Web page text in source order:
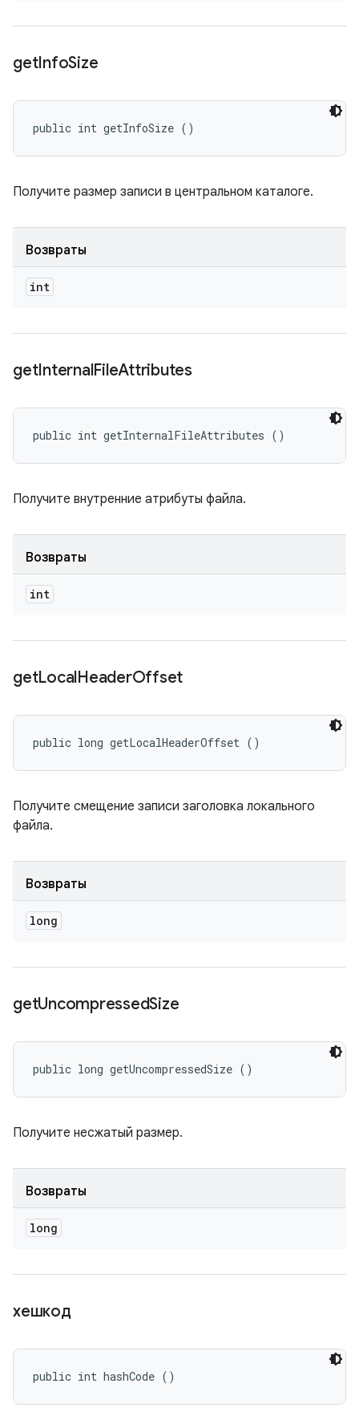
getInfoSize
public int getInfoSize ()
Получите размер записи в центральном каталоге.
Возвраты
int
getInternalFileAttributes
public int getInternalFileAttributes ()
Получите внутренние атрибуты файла.
Возвраты
int
getLocalHeaderOffset
public long getLocalHeaderOffset ()
Получите смещение записи заголовка локального
файла.
Возвраты
long
getUncompressedSize
public long getUncompressedSize ()
Получите несжатый размер.
Возвраты
long
хешкод
public int hashCode ()